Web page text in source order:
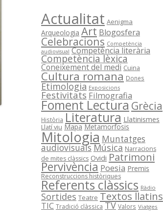
Actualitat Aenigma
Arqueologia Art Blogosfera
Celebracions Competència
audiovisual Competència literària
Competència lèxica
Coneixement del medi Cuina
Cultura romana Dones
Etimologia Exposicions
Festivitats Filmografia
Foment LecturaGrècia
Història Literatura Llatinismes
Llatí viu Mapa Metamorfosis
Mitologia Muntatges
audiovisualsMúsica Narracions
de mites clàssics Ovidi Patrimoni
Pervivència Poesia Premis
Reconstruccions històriques
Referents clàssics Ràdio
Sortides Teatre Textos llatins
TIC Tradició clàssica TV Valors Viatges